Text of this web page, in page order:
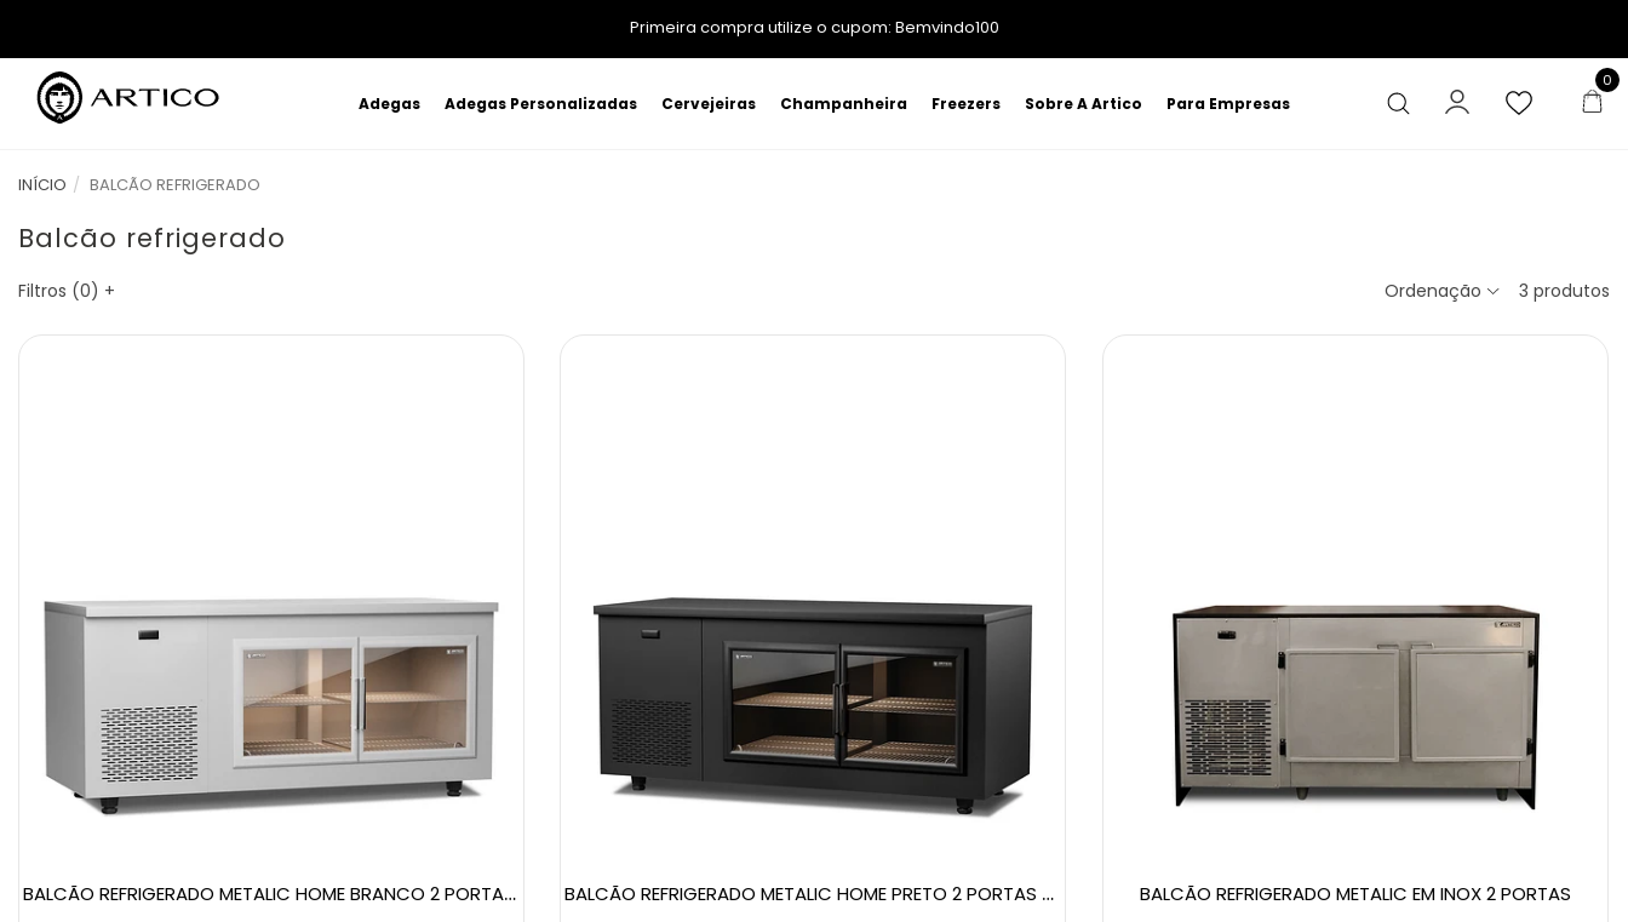
Primeira compra utilize o cupom: Bemvindo100
Adegas Adegas Personalizadas Cervejeiras Champanheira Freezers Sobre A Artico Para Empresas
0
INÍCIO BALCÃO REFRIGERADO
Balcão refrigerado
Filtros (0) + Ordenação 3 produtos
BALCÃO REFRIGERADO METALIC HOME BRANCO 2 PORTAS DE VIDRO E LED BALCÃO REFRIGERADO METALIC HOME PRETO 2 PORTAS DE VIDRO E LED BALCÃO REFRIGERADO METALIC EM INOX 2 PORTAS